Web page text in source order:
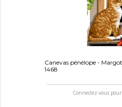
Canevas pénélope -
1468
Connectez-vous